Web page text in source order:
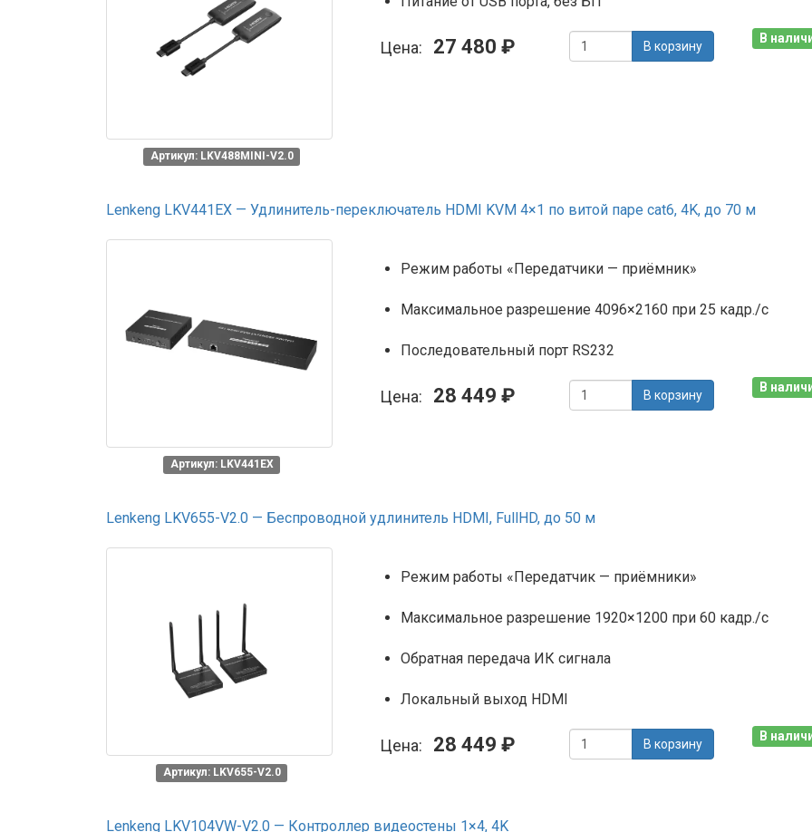
Артикул: LKV488MINI-V2.0
Цена: 27 480 ₽ В корзину
В
Lenkeng LKV441EX — Удлинитель-переключатель HDMI KVM 4×1 по витой паре cat6, 4K, до 70 м
Артикул: LKV441EX
Режим работы «Передатчики — приёмник»
Максимальное разрешение 4096×2160 при 25 кадр./с
Последовательный порт RS232
Цена: 28 449 ₽ В корзину
В
Lenkeng LKV655-V2.0 — Беспроводной удлинитель HDMI, FullHD, до 50 м
Артикул: LKV655-V2.0
Режим работы «Передатчик — приёмники»
Максимальное разрешение 1920×1200 при 60 кадр./с
Обратная передача ИК сигнала
Локальный выход HDMI
Цена: 28 449 ₽ В корзину
В
Lenkeng LKV104VW-V2.0 — Контроллер видеостены 1×4, 4K